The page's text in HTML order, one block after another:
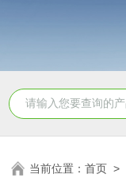
当前位置：首页 >